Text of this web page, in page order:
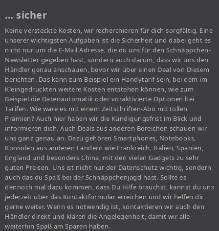
… sicher
Keine versteckte Kosten, wir recherchieren für dich sorgfältig. Eine
unserer wichtigsten Aufgaben ist die Sicherheit und dabei geht es
nicht nur um die E-Mail Adresse, die du uns für den Schnäppchen-
Newsletter gegeben hast, sondern auch darum, dass wir uns den
Händler genau anschauen, bevor wir über einen Deal von Diesem
berichten. Das kann zum Beispiel ein Handytarif sein, bei dem im
Kleingedruckten weitere Kosten entstehen können, wie zum
Beispiel die Datenautomatik oder voraktivierte Optionen bei
Tarifen. Wie wäre es mit einem Zeitschriften-Abo mit tollen
Prämien? Auch hier haben wir die Kündigungsfrist im Blick und
informieren dich. Auch Deals aus anderen Bereichen schauen wir
uns ganz genau an. Dazu gehören Smartphones, Notebooks,
Konsolen aus anderen Ländern wie Frankreich, Italien, Spanien,
England und besonders China, mit den vielen Gadgets zu sehr
guten Preisen. Uns ist nicht nur der Datenschutz wichtig, sondern
auch das du Spaß bei der Schnäppchenjagd hast. Sollte es
dennoch mal dazu kommen, dass Du Hilfe brauchst, kannst du uns
jederzeit über das Kontaktformular erreichen und wir helfen dir
gerne weiter. Wenn es notwendig ist, kontaktieren wir auch den
Händler direkt und klären die Angelegenheit, damit wir alle
weiterhin Spaß am Sparen haben.